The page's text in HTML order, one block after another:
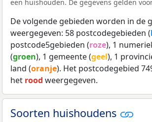
een huishouden. De gegevens gelden
De volgende gebieden worden in de
weergegeven: 58 postcodegebieden (
postcode5gebieden (roze), 1
(groen), 1 gemeente (geel), 1
land (oranje). Het postcodegebied
het rood weergegeven.
Soorten huishoudens